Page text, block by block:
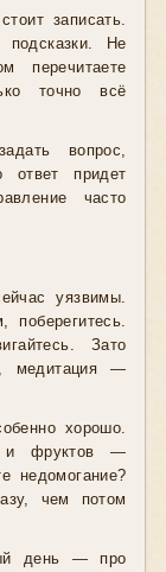
записать.
Не
перечитаете
точно всё
вопрос,
придет
часто
уязвимы.
поберегитесь.
Зато
медитация —
хорошо.
и фруктов —
недомогание?
чем потом
день — про